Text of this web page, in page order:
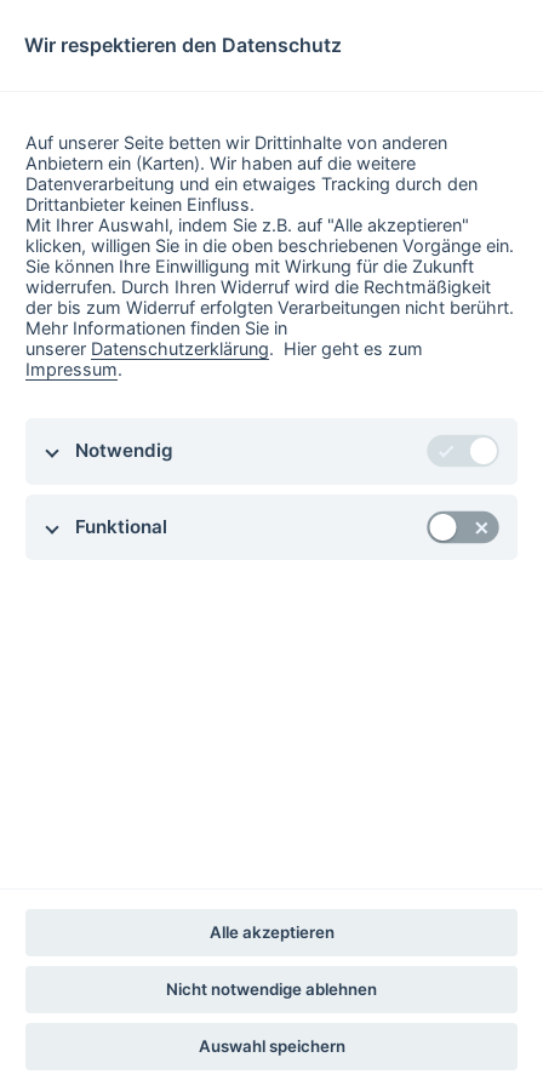
Wir respektieren den Datenschutz
Auf unserer Seite betten wir Drittinhalte von anderen
Anbietern ein (Karten). Wir haben auf die weitere
Datenverarbeitung und ein etwaiges Tracking durch den
Drittanbieter keinen Einfluss.
Mit Ihrer Auswahl, indem Sie z.B. auf "Alle akzeptieren"
klicken, willigen Sie in die oben beschriebenen Vorgänge ein.
Sie können Ihre Einwilligung mit Wirkung für die Zukunft
widerrufen. Durch Ihren Widerruf wird die Rechtmäßigkeit
der bis zum Widerruf erfolgten Verarbeitungen nicht berührt.
Mehr Informationen finden Sie in
unserer Datenschutzerklärung. Hier geht es zum
Impressum.
Notwendig
Funktional
Alle akzeptieren
Nicht notwendige ablehnen
Auswahl speichern